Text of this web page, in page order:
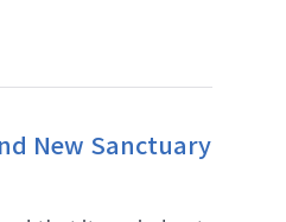
New Sanctuary